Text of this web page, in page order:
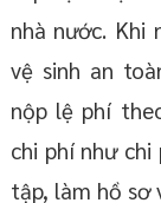
nhà nước. Khi
vệ sinh an
nộp lệ phí
chi phí như
tập, làm hồ sơ